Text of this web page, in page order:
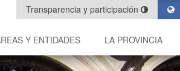
Transparencia y participación
Y ENTIDADES LA PROVINCIA